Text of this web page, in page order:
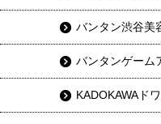
バンタン渋谷美
バンタンゲーム
KADOKAWAド